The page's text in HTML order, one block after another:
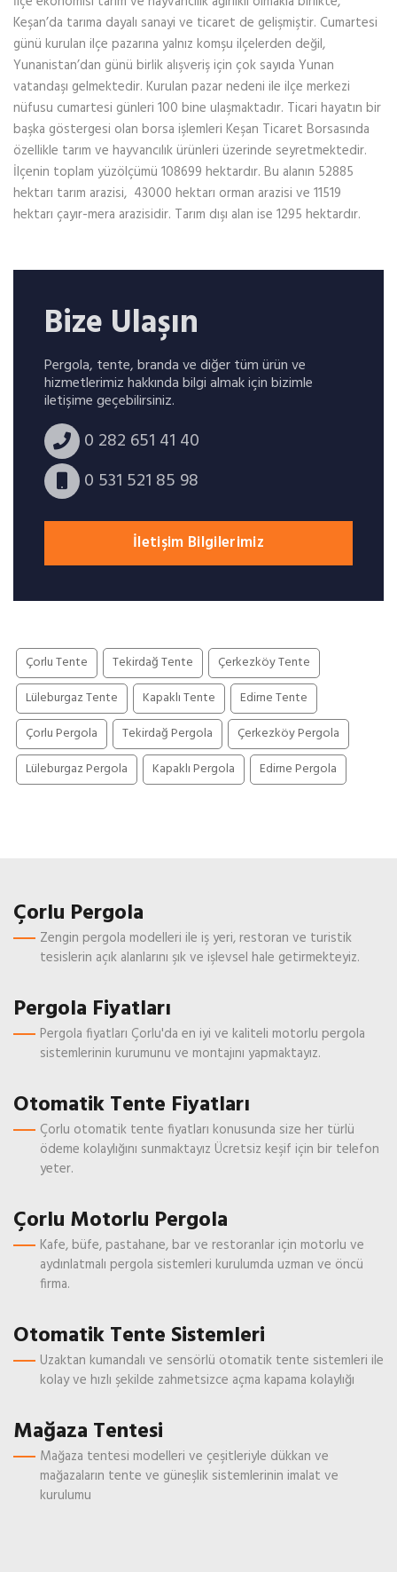
Keşan’da tarıma dayalı sanayi ve ticaret de gelişmiştir. Cumartesi
günü kurulan ilçe pazarına yalnız komşu ilçelerden değil,
Yunanistan’dan günü birlik alışveriş için çok sayıda Yunan
vatandaşı gelmektedir. Kurulan pazar nedeni ile ilçe merkezi
nüfusu cumartesi günleri 100 bine ulaşmaktadır. Ticari hayatın bir
başka göstergesi olan borsa işlemleri Keşan Ticaret Borsasında
özellikle tarım ve hayvancılık ürünleri üzerinde seyretmektedir.
İlçenin toplam yüzölçümü 108699 hektardır. Bu alanın 52885
hektarı tarım arazisi, 43000 hektarı orman arazisi ve 11519
hektarı çayır-mera arazisidir. Tarım dışı alan ise 1295 hektardır.
Bize Ulaşın
Pergola, tente, branda ve diğer tüm ürün ve
hizmetlerimiz hakkında bilgi almak için bizimle
iletişime geçebilirsiniz.
0 282 651 41 40
0 531 521 85 98
İletişim Bilgilerimiz
Çorlu Tente Tekirdağ Tente
Çerkezköy Tente
Lüleburgaz Tente
Kapaklı Tente
Edirne Tente
Çorlu Pergola
Tekirdağ Pergola
Çerkezköy Pergola
Lüleburgaz Pergola
Kapaklı Pergola Edirne Pergola
Çorlu Pergola
Zengin pergola modelleri ile iş yeri, restoran ve turistik
tesislerin açık alanlarını şık ve işlevsel hale getirmekteyiz.
Pergola Fiyatları
Pergola fiyatları Çorlu'da en iyi ve kaliteli motorlu pergola
sistemlerinin kurumunu ve montajını yapmaktayız.
Otomatik Tente Fiyatları
Çorlu otomatik tente fiyatları konusunda size her türlü
ödeme kolaylığını sunmaktayız Ücretsiz keşif için bir telefon
yeter.
Çorlu Motorlu Pergola
Kafe, büfe, pastahane, bar ve restoranlar için motorlu ve
aydınlatmalı pergola sistemleri kurulumda uzman ve öncü
firma.
Otomatik Tente Sistemleri
Uzaktan kumandalı ve sensörlü otomatik tente sistemleri ile
kolay ve hızlı şekilde zahmetsizce açma kapama kolaylığı
Mağaza Tentesi
Mağaza tentesi modelleri ve çeşitleriyle dükkan ve
mağazaların tente ve güneşlik sistemlerinin imalat ve
kurulumu